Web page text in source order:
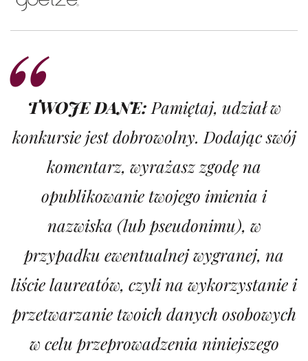
TWOJE DANE: Pamiętaj, udział w
konkursie jest dobrowolny. Dodając swój
komentarz, wyrażasz zgodę na
opublikowanie twojego imienia i
nazwiska (lub pseudonimu), w
przypadku ewentualnej wygranej, na
liście laureatów, czyli na wykorzystanie i
przetwarzanie twoich danych osobowych
w celu przeprowadzenia niniejszego